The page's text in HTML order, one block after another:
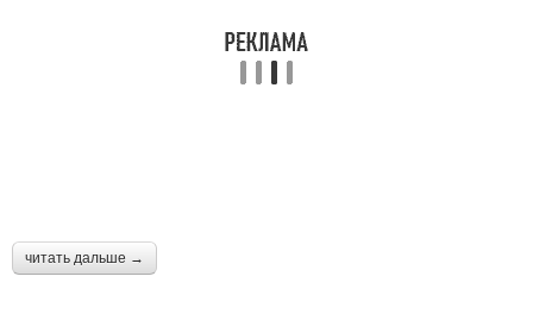
читать дальше →